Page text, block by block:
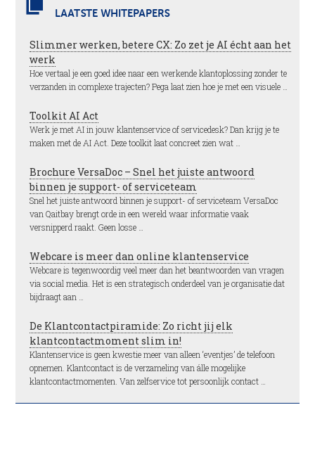
LAATSTE WHITEPAPERS
Slimmer werken, betere CX: Zo zet je AI écht aan het
werk
Hoe vertaal je een goed idee naar een werkende klantoplossing zonder te
verzanden in complexe trajecten? Pega laat zien hoe je met een visuele …
Toolkit AI Act
Werk je met AI in jouw klantenservice of servicedesk? Dan krijg je te
maken met de AI Act. Deze toolkit laat concreet zien wat …
Brochure VersaDoc – Snel het juiste antwoord
binnen je support- of serviceteam
Snel het juiste antwoord binnen je support- of serviceteam VersaDoc
van Qaitbay brengt orde in een wereld waar informatie vaak
versnipperd raakt. Geen losse …
Webcare is meer dan online klantenservice
Webcare is tegenwoordig veel meer dan het beantwoorden van vragen
via social media. Het is een strategisch onderdeel van je organisatie dat
bijdraagt aan …
De Klantcontactpiramide: Zo richt jij elk
klantcontactmoment slim in!
Klantenservice is geen kwestie meer van alleen ‘eventjes’ de telefoon
opnemen. Klantcontact is de verzameling van álle mogelijke
klantcontactmomenten. Van zelfservice tot persoonlijk contact …